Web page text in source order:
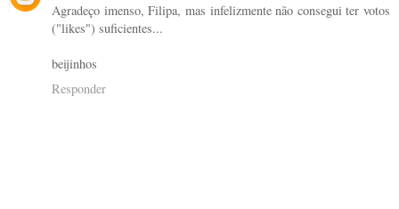
Agradeço imenso, Filipa, mas infelizmente não consegui ter votos
("likes") suficientes...
beijinhos
Responder